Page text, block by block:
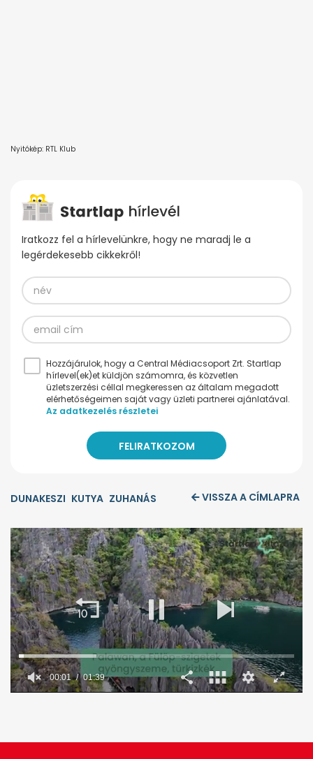
Nyitókép: RTL Klub
Iratkozz fel a hírlevelünkre, hogy ne maradj le a
legérdekesebb cikkekről!
Hozzájárulok, hogy a Central Médiacsoport Zrt. Startlap
hírlevel(ek)et küldjön számomra, és közvetlen
üzletszerzési céllal megkeressen az általam megadott
elérhetőségeimen saját vagy üzleti partnerei ajánlatával.
Az adatkezelés részletei
DUNAKESZI KUTYA ZUHANÁS VISSZA A CÍMLAPRA
minute,
00:02 01:39